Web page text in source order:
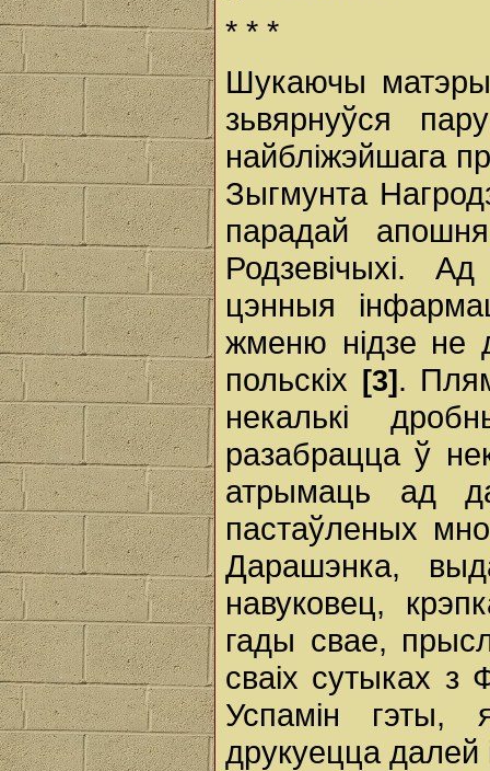
* * *
Шукаючы
зьвярнуўся
найбліжэйшага
Зыгмунта
парадай
Родзевічыхі.
цэнныя
жменю нідзе не
польскіх
[3] .
некалькі
разабрацца ў
атрымаць ад
пастаўленых
Дарашэнка,
навуковец,
гады свае,
сваіх сутыках з
Успамін гэты,
друкуецца далей